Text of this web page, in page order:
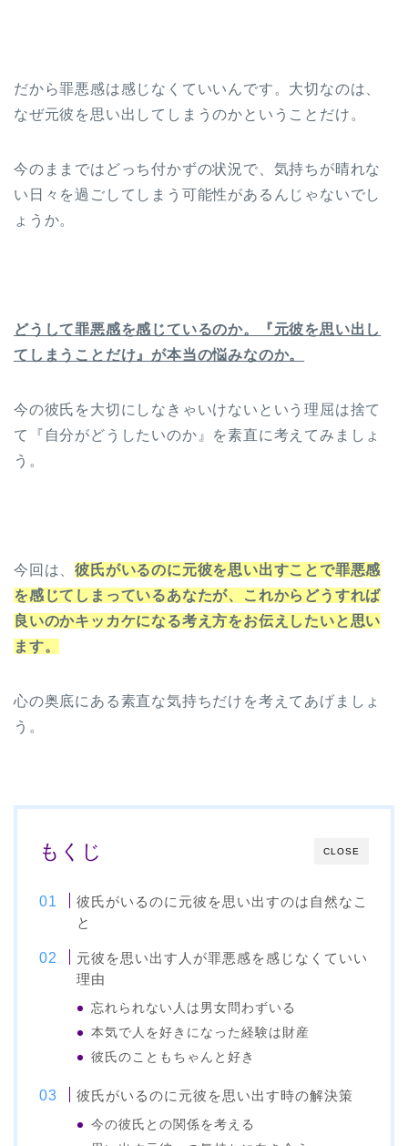
だから罪悪感は感じなくていいんです。大切なのは、
なぜ元彼を思い出してしまうのかということだけ。
今のままではどっち付かずの状況で、気持ちが晴れな
い日々を過ごしてしまう可能性があるんじゃないでし
ょうか。
どうして罪悪感を感じているのか。『元彼を思い出し
てしまうことだけ』が本当の悩みなのか。
今の彼氏を大切にしなきゃいけないという理屈は捨て
て『自分がどうしたいのか』を素直に考えてみましょ
う。
今回は、彼氏がいるのに元彼を思い出すことで罪悪感
を感じてしまっているあなたが、これからどうすれば
良いのかキッカケになる考え方をお伝えしたいと思い
ます。
心の奥底にある素直な気持ちだけを考えてあげましょ
う。
CLOSE
もくじ
彼氏がいるのに元彼を思い出すのは自然なこ
と
元彼を思い出す人が罪悪感を感じなくていい
理由
忘れられない人は男女問わずいる
本気で人を好きになった経験は財産
彼氏のこともちゃんと好き
彼氏がいるのに元彼を思い出す時の解決策
今の彼氏との関係を考える